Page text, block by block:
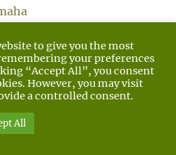
!
de Saint-Exupéry
to give you the most
your preferences
“Accept All”, you consent
However, you may visit
a controlled consent.
All